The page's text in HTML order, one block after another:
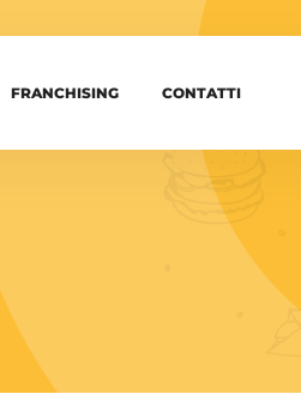
FRANCHISING CONTATTI